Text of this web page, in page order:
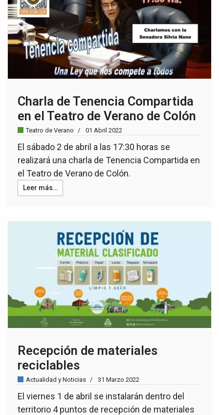
Charla de Tenencia Compartida
en el Teatro de Verano de Colón
Teatro de Verano 01 Abril 2022
El sábado 2 de abril a las 17:30 horas se
realizará una charla de Tenencia Compartida en
el Teatro de Verano de Colón.
Leer más…
Recepción de materiales
reciclables
Actualidad y Noticias 31 Marzo 2022
El viernes 1 de abril se instalarán dentro del
territorio 4 puntos de recepción de materiales